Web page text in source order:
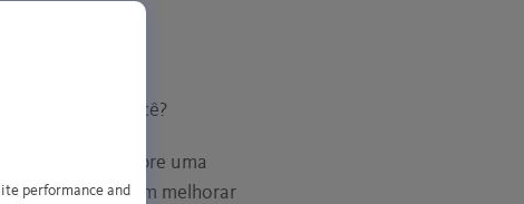
ajudar você?
ao ler sobre uma
como elas podem melhorar
performance and